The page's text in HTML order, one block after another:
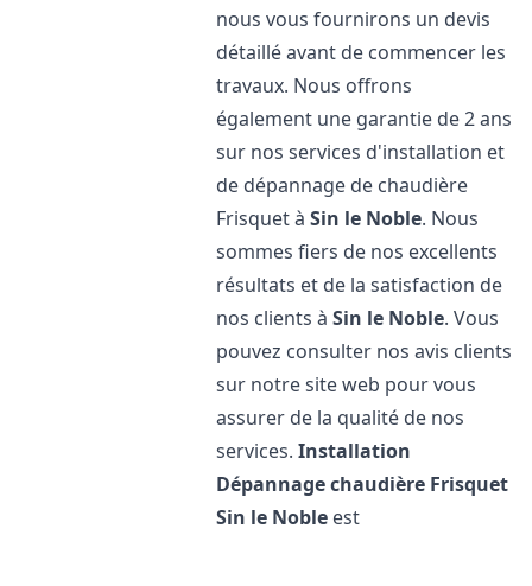
nous vous fournirons un devis
détaillé avant de commencer les
travaux. Nous offrons
également une garantie de 2 ans
sur nos services d'installation et
de dépannage de chaudière
Frisquet àSin le Noble. Nous
sommes fiers de nos excellents
résultats et de la satisfaction de
nos clients àSin le Noble. Vous
pouvez consulter nos avis clients
sur notre site web pour vous
assurer de la qualité de nos
services.Installation
Dépannage chaudière Frisquet
Sin le Noble est